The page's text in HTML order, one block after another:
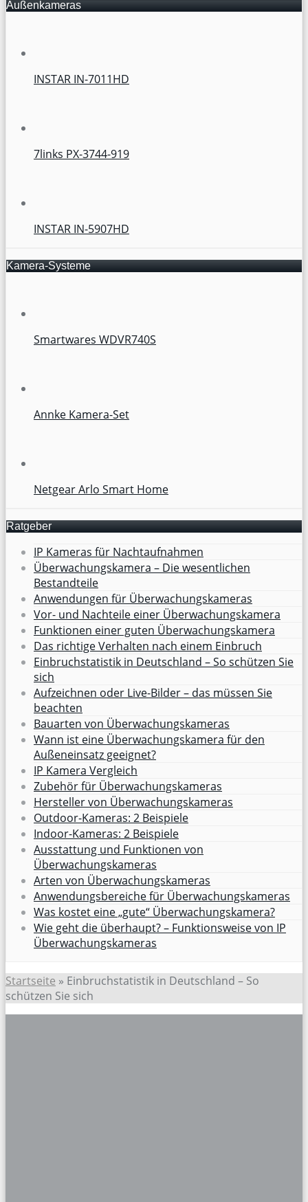
Außenkameras
INSTAR IN-7011HD
7links PX-3744-919
INSTAR IN-5907HD
Kamera-Systeme
Smartwares WDVR740S
Annke Kamera-Set
Netgear Arlo Smart Home
Ratgeber
IP Kameras für Nachtaufnahmen
Überwachungskamera – Die wesentlichen
Bestandteile
Anwendungen für Überwachungskameras
Vor- und Nachteile einer Überwachungskamera
Funktionen einer guten Überwachungskamera
Das richtige Verhalten nach einem Einbruch
Einbruchstatistik in Deutschland – So schützen Sie
sich
Aufzeichnen oder Live-Bilder – das müssen Sie
beachten
Bauarten von Überwachungskameras
Wann ist eine Überwachungskamera für den
Außeneinsatz geeignet?
IP Kamera Vergleich
Zubehör für Überwachungskameras
Hersteller von Überwachungskameras
Outdoor-Kameras: 2 Beispiele
Indoor-Kameras: 2 Beispiele
Ausstattung und Funktionen von
Überwachungskameras
Arten von Überwachungskameras
Anwendungsbereiche für Überwachungskameras
Was kostet eine „gute“ Überwachungskamera?
Wie geht die überhaupt? – Funktionsweise von IP
Überwachungskameras
Startseite » Einbruchstatistik in Deutschland – So
schützen Sie sich